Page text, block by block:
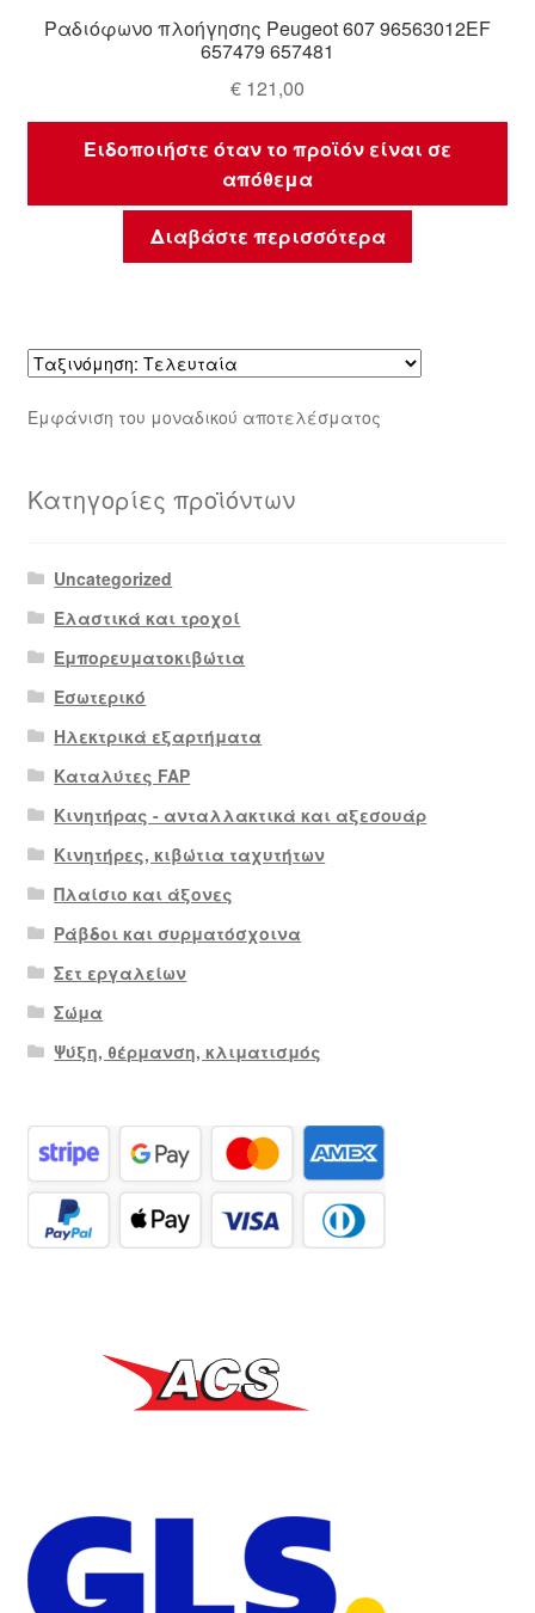
Ραδιόφωνο πλοήγησης Peugeot 607 96563012EF
657479 657481
€ 121,00
Ειδοποιήστε όταν το προϊόν είναι σε
απόθεμα
Διαβάστε περισσότερα
Εμφάνιση του μοναδικού αποτελέσματος
Κατηγορίες προϊόντων
Uncategorized
Ελαστικά και τροχοί
Εμπορευματοκιβώτια
Εσωτερικό
Ηλεκτρικά εξαρτήματα
Καταλύτες FAP
Κινητήρας - ανταλλακτικά και αξεσουάρ
Κινητήρες, κιβώτια ταχυτήτων
Πλαίσιο και άξονες
Ράβδοι και συρματόσχοινα
Σετ εργαλείων
Σώμα
Ψύξη, θέρμανση, κλιματισμός